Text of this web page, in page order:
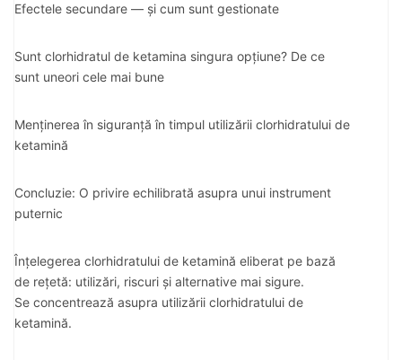
Efectele secundare — și cum sunt gestionate
Sunt clorhidratul de ketamina singura opțiune? De ce
sunt uneori cele mai bune
Menținerea în siguranță în timpul utilizării clorhidratului de
ketamină
Concluzie: O privire echilibrată asupra unui instrument
puternic
Înțelegerea clorhidratului de ketamină eliberat pe bază
de rețetă: utilizări, riscuri și alternative mai sigure.
Se concentrează asupra utilizării clorhidratului de
ketamină.